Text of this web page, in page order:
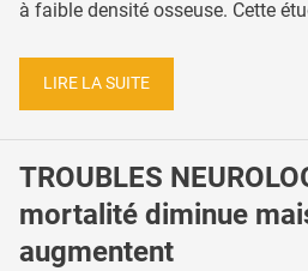
à faible densité osseuse. Cette
LIRE LA SUITE
TROUBLES
mortalité diminue
augmentent